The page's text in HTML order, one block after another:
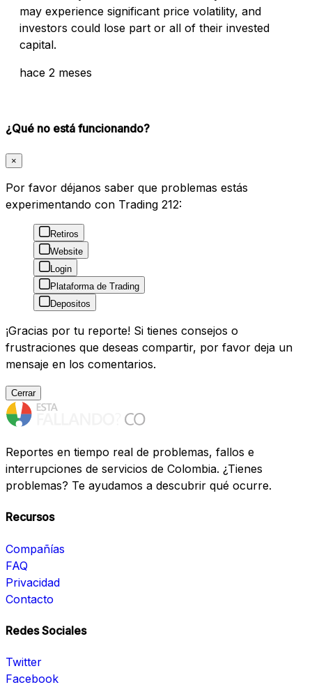
may experience significant price volatility, and
investors could lose part or all of their invested
capital.
hace 2 meses
¿Qué no está funcionando?
×
Por favor déjanos saber que problemas estás
experimentando con Trading 212:
Retiros
Website
Login
Plataforma de Trading
Depositos
¡Gracias por tu reporte! Si tienes consejos o
frustraciones que deseas compartir, por favor deja un
mensaje en los comentarios.
Cerrar
Reportes en tiempo real de problemas, fallos e
interrupciones de servicios de Colombia. ¿Tienes
problemas? Te ayudamos a descubrir qué ocurre.
Recursos
Compañías
FAQ
Privacidad
Contacto
Redes Sociales
Twitter
Facebook